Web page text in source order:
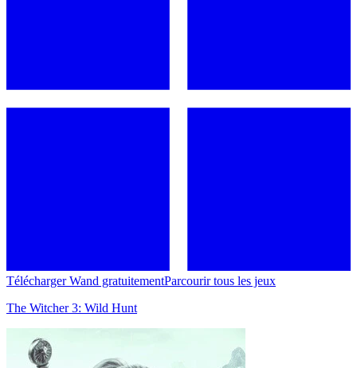
Télécharger Wand gratuitementParcourir tous les jeux
The Witcher 3: Wild Hunt